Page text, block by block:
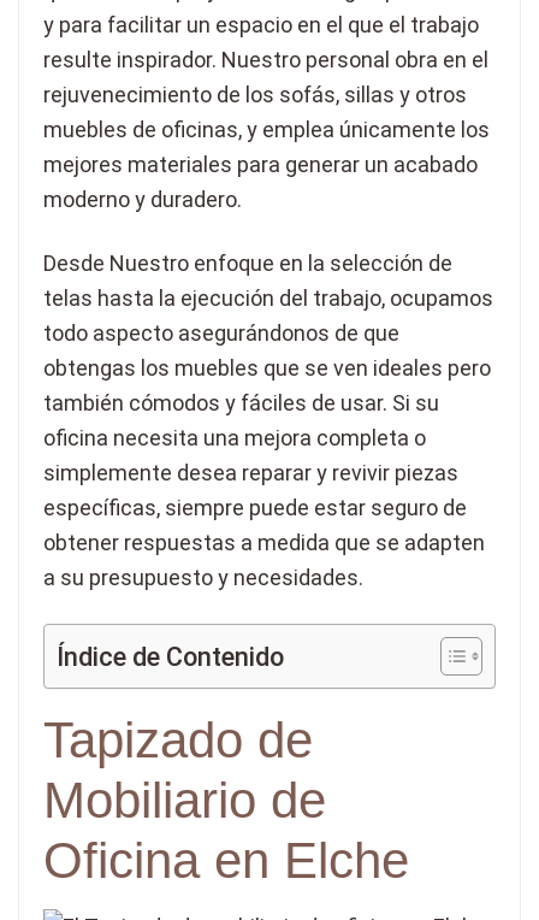
y para facilitar un espacio en el que el trabajo
resulte inspirador. Nuestro personal obra en el
rejuvenecimiento de los sofás, sillas y otros
muebles de oficinas, y emplea únicamente los
mejores materiales para generar un acabado
moderno y duradero.
Desde Nuestro enfoque en la selección de
telas hasta la ejecución del trabajo, ocupamos
todo aspecto asegurándonos de que
obtengas los muebles que se ven ideales pero
también cómodos y fáciles de usar. Si su
oficina necesita una mejora completa o
simplemente desea reparar y revivir piezas
específicas, siempre puede estar seguro de
obtener respuestas a medida que se adapten
a su presupuesto y necesidades.
Índice de Contenido
Tapizado de
Mobiliario de
Oficina en Elche